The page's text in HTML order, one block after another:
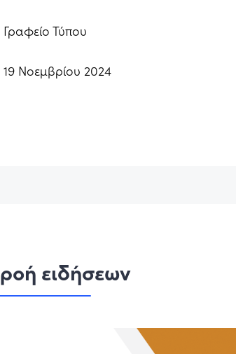
Γραφείο Τύπου
19 Νοεμβρίου 2024
ροή ειδήσεων